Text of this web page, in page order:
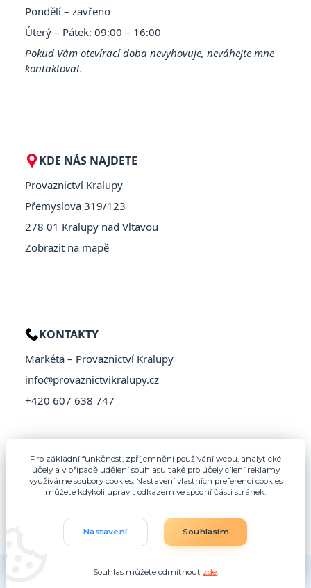
Pondělí – zavřeno
Úterý – Pátek: 09:00 – 16:00
Pokud Vám otevírací doba nevyhovuje, neváhejte mne
kontaktovat.
KDE NÁS NAJDETE
Provaznictví Kralupy
Přemyslova 319/123
278 01 Kralupy nad Vltavou
Zobrazit na mapě
KONTAKTY
Markéta – Provaznictví Kralupy
info@provaznictvikralupy.cz
+420 607 638 747
© 2026 Provaznictví Kralupy – Všechna práva vyhrazena
Eshop-rychle.cz
Pro základní funkčnost, zpříjemnění používání webu, analytické
účely a v případě udělení souhlasu také pro účely cílení reklamy
využíváme soubory cookies. Nastavení vlastních preferencí cookies
můžete kdykoli upravit odkazem ve spodní části stránek.
Nastavení Souhlasím
Souhlas můžete odmítnout zde.